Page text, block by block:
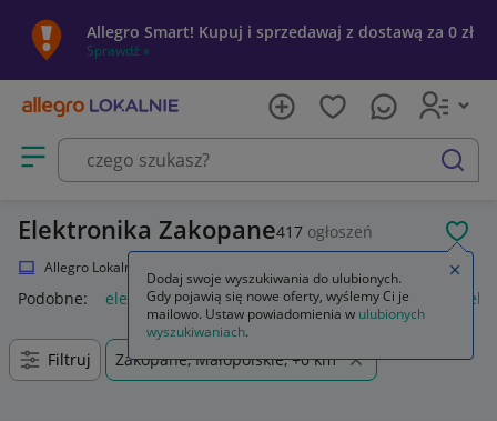
Allegro Smart! Kupuj i sprzedawaj z dostawą za 0 zł
Sprawdź »
Otwórz menu z kategoriami
szukaj
Elektronika Zakopane417 ogłoszeń
Allegro Lokalnie
Podobne: elektronika mystery box elektronika zestaw
Filtruj Zakopane, Małopolskie, +0 km
Dodaj swoje wyszukiwania do ulubionych.
Gdy pojawią się nowe oferty, wyślemy Ci je
mailowo. Ustaw powiadomienia w ulubionych
wyszukiwaniach.